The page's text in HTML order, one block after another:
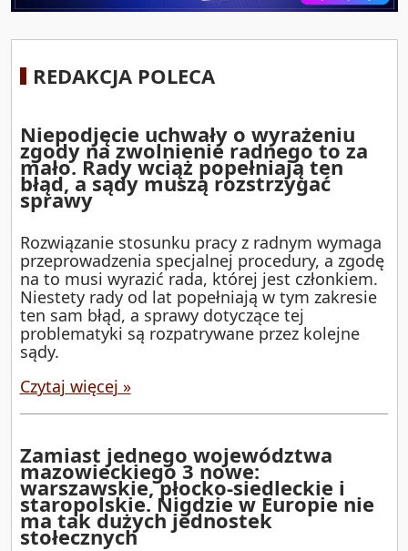
REDAKCJA POLECA
Niepodjęcie uchwały o wyrażeniu
zgody na zwolnienie radnego to za
mało. Rady wciąż popełniają ten
błąd, a sądy muszą rozstrzygać
sprawy
Rozwiązanie stosunku pracy z radnym wymaga
przeprowadzenia specjalnej procedury, a zgodę
na to musi wyrazić rada, której jest członkiem.
Niestety rady od lat popełniają w tym zakresie
ten sam błąd, a sprawy dotyczące tej
problematyki są rozpatrywane przez kolejne
sądy.
Czytaj więcej »
Zamiast jednego województwa
mazowieckiego 3 nowe:
warszawskie, płocko-siedleckie i
staropolskie. Nigdzie w Europie nie
ma tak dużych jednostek
stołecznych